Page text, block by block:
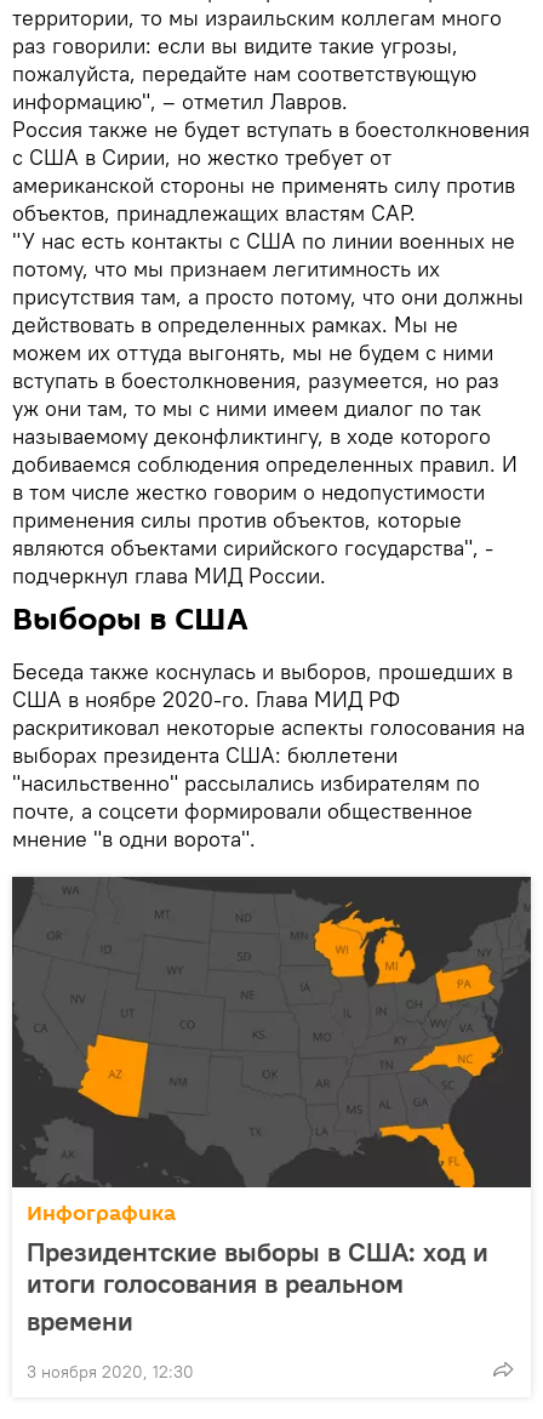
территории, то мы израильским коллегам много
раз говорили: если вы видите такие угрозы,
пожалуйста, передайте нам соответствующую
информацию", – отметил Лавров.
Россия также не будет вступать в боестолкновения
с США в Сирии, но жестко требует от
американской стороны не применять силу против
объектов, принадлежащих властям САР.
"У нас есть контакты с США по линии военных не
потому, что мы признаем легитимность их
присутствия там, а просто потому, что они должны
действовать в определенных рамках. Мы не
можем их оттуда выгонять, мы не будем с ними
вступать в боестолкновения, разумеется, но раз
уж они там, то мы с ними имеем диалог по так
называемому деконфликтингу, в ходе которого
добиваемся соблюдения определенных правил. И
в том числе жестко говорим о недопустимости
применения силы против объектов, которые
являются объектами сирийского государства", -
подчеркнул глава МИД России.
Выборы в США
Беседа также коснулась и выборов, прошедших в
США в ноябре 2020-го. Глава МИД РФ
раскритиковал некоторые аспекты голосования на
выборах президента США: бюллетени
"насильственно" рассылались избирателям по
почте, а соцсети формировали общественное
мнение "в одни ворота".
Инфографика
Президентские выборы в США: ход и
итоги голосования в реальном
времени
3 ноября 2020, 12:30